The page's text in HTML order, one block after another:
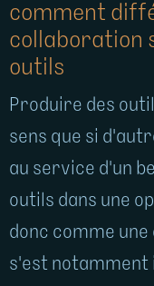
comment
collaboration
outils
Produire des
sens que si
au service d'un
outils dans une
donc comme
s'est notamment